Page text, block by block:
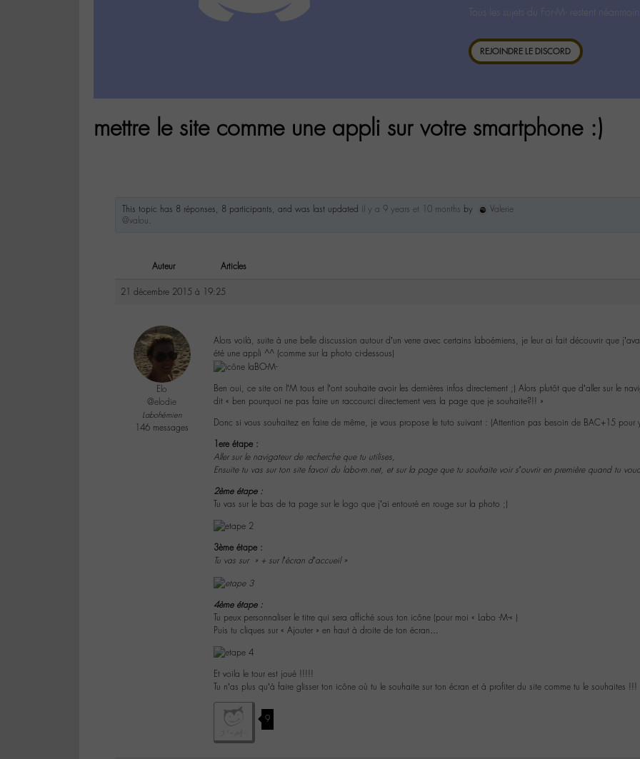
Tous les sujets du For-M- restent
REJOINDRE LE DISCORD
mettre le site comme une appli sur votre smartphone :)
This topic has 8 réponses, 8 participants, and was last updated il y a 9 years et 10 months by
Valerie
@valou.
Auteur Articles
21 décembre 2015 à 19:25
Elo
@elodie
Labohémien
146 messages
Alors voilà, suite à une belle discussion autour d’un verre avec certains laboémiens, je leur ai fait découvrir que
été une appli ^^ (comme sur la photo ci-dessous)
Ben oui, ce site on l’M tous et l’ont souhaite avoir les dernières infos directement ;) Alors plutôt que d’aller sur le
dit « ben pourquoi ne pas faire un raccourci directement vers la page que je souhaite?!! »
Donc si vous souhaitez en faire de même, je vous propose le tuto suivant : (Attention pas besoin de BAC+15 pour
1ere étape :
Aller sur le navigateur de recherche que tu utilises,
Ensuite tu vas sur ton site favori du labo-m.net, et sur la page que tu souhaite voir s’ouvrir en première quand tu
2ème étape :
Tu vas sur le bas de ta page sur le logo que j’ai entouré en rouge sur la photo ;)
3ème étape :
Tu vas sur » + sur l’écran d’accueil »
4ème étape :
Tu peux personnaliser le titre qui sera affiché sous ton icône (pour moi « Labo -M-« )
Puis tu cliques sur « Ajouter » en haut à droite de ton écran…
Et voila le tour est joué !!!!!
Tu n’as plus qu’à faire glisser ton icône où tu le souhaite sur ton écran et à profiter du site comme tu le souhaites
9